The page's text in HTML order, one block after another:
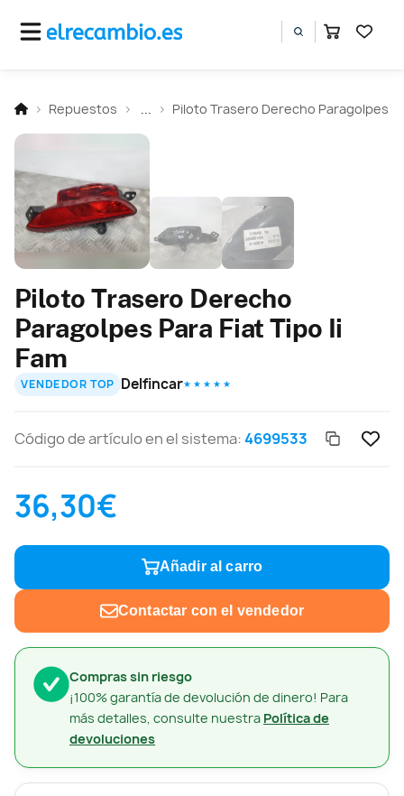
Repuestos Piloto Trasero Derecho Paragolpes
Compras sin riesgo
¡100% garantía de devolución de dinero! Para
más detalles, consulte nuestra Política de
devoluciones
Piloto Trasero Derecho
Paragolpes Para Fiat Tipo Ii
Fam
VENDEDOR TOP Delfincar★ ★ ★ ★ ★
Código de artículo en el sistema:4699533
36,30€
Añadir al carro
Contactar con el vendedor